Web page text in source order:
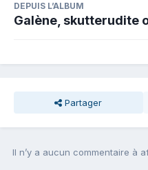
DEPUIS L’ALBUM
Galène, skutterudite
Partager
Il n’y a aucun commentaire à